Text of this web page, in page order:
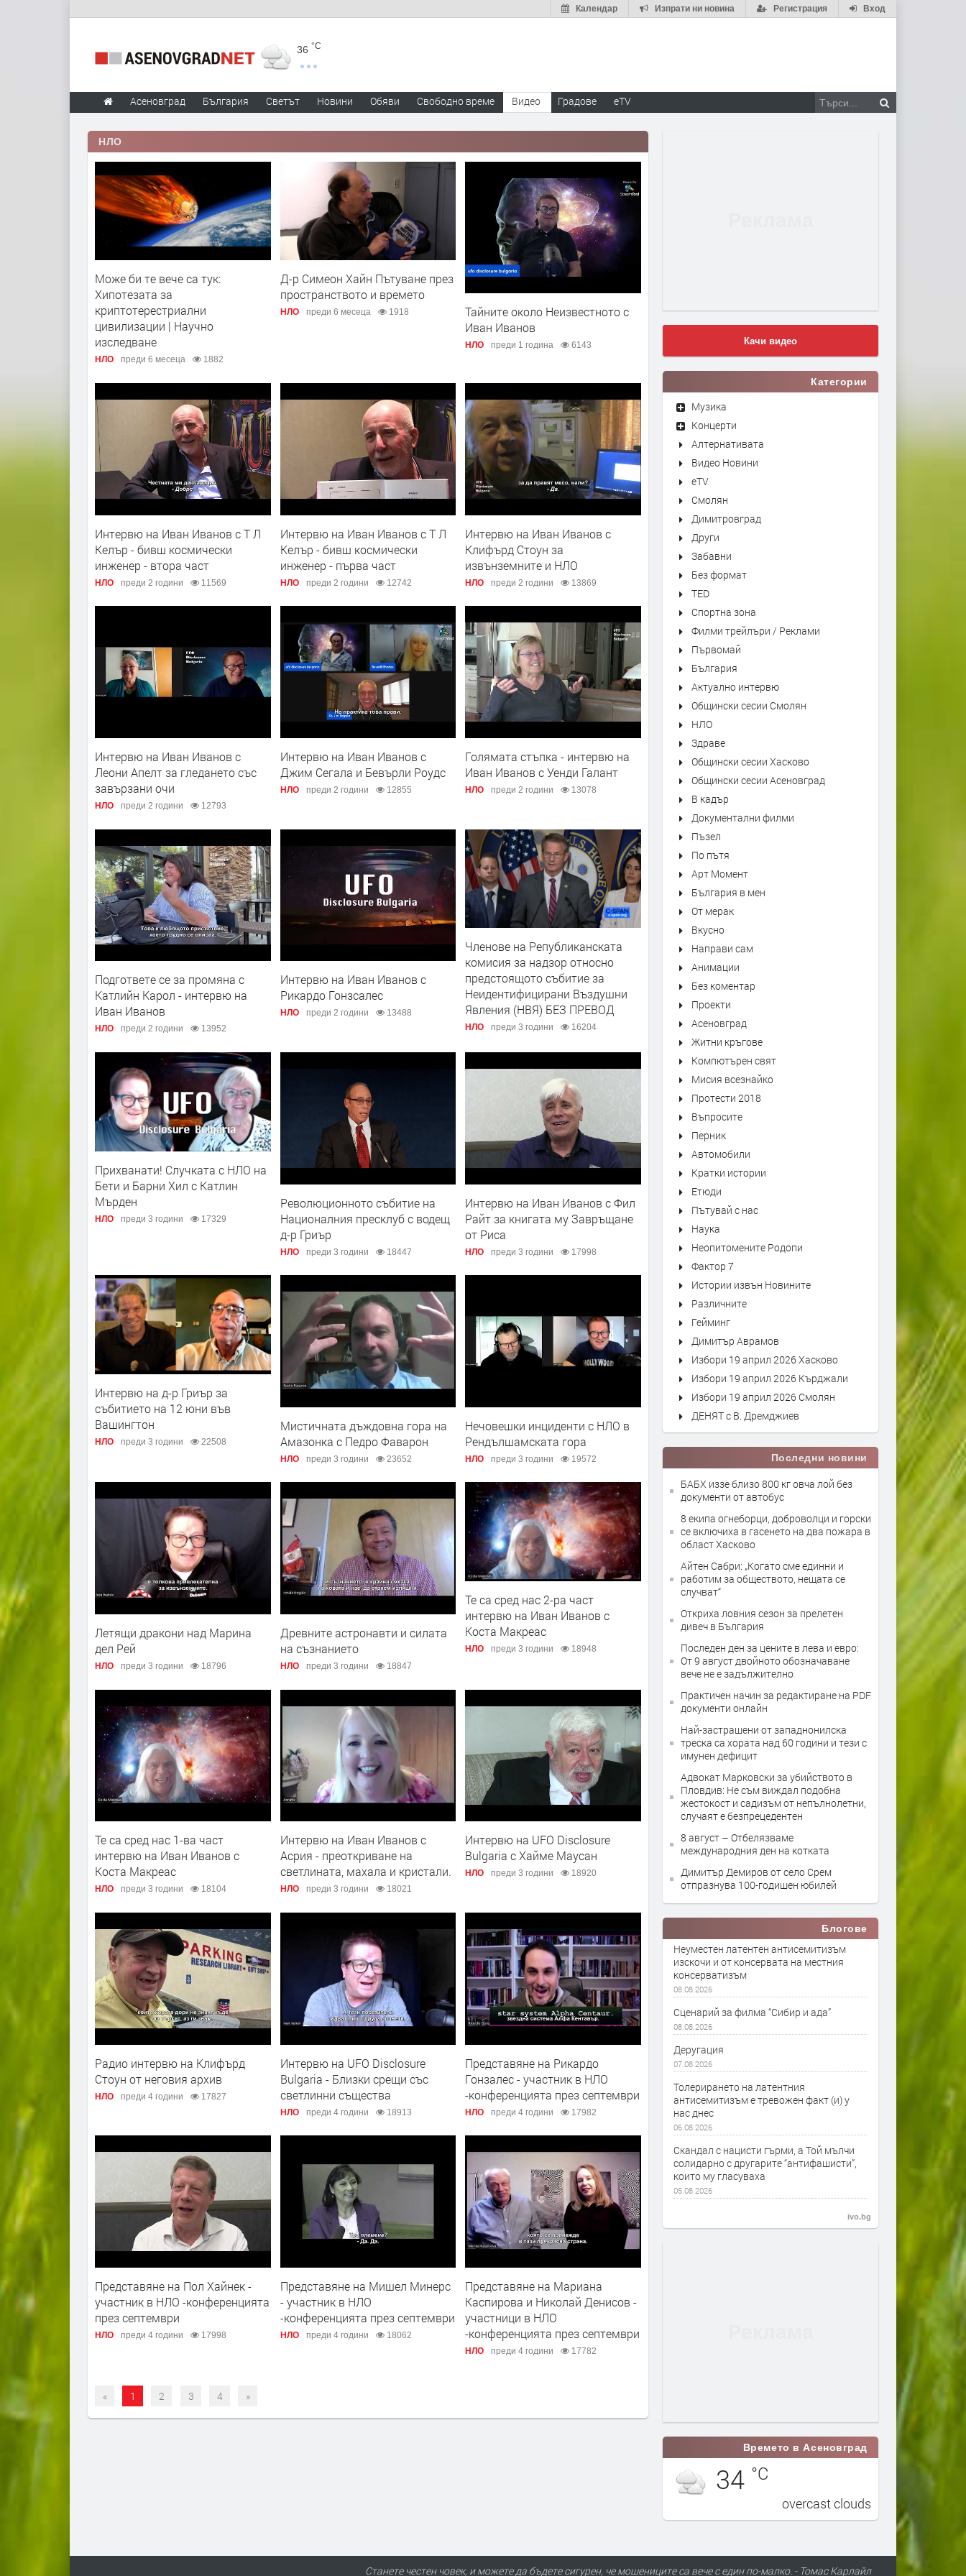
Вход
Регистрация
Изпрати ни новина
Календар
36 °C
Асеновград България Светът Новини Обяви Свободно време Видео Градове eTV
НЛО
Може би те вече са тук:
Хипотезата за
криптотерестриални
цивилизации | Научно
изследване
НЛО преди 6 месеца 1882
Д-р Симеон Хайн Пътуване през
пространството и времето
НЛО преди 6 месеца 1918
Тайните около Неизвестното с
Иван Иванов
НЛО преди 1 година 6143
Интервю на Иван Иванов с Т Л
Келър - бивш космически
инженер - втора част
НЛО преди 2 години 11569
Интервю на Иван Иванов с Т Л
Келър - бивш космически
инженер - първа част
НЛО преди 2 години 12742
Интервю на Иван Иванов с
Клифърд Стоун за
извънземните и НЛО
НЛО преди 2 години 13869
Интервю на Иван Иванов с
Леони Апелт за гледането със
завързани очи
НЛО преди 2 години 12793
Интервю на Иван Иванов с
Джим Сегала и Бевърли Роудс
НЛО преди 2 години 12855
Голямата стъпка - интервю на
Иван Иванов с Уенди Галант
НЛО преди 2 години 13078
Подгответе се за промяна с
Катлийн Карол - интервю на
Иван Иванов
НЛО преди 2 години 13952
Интервю на Иван Иванов с
Рикардо Гонзсалес
НЛО преди 2 години 13488
Членове на Републиканската
комисия за надзор относно
предстоящото събитие за
Неидентифицирани Въздушни
Явления (НВЯ) БЕЗ ПРЕВОД
НЛО преди 3 години 16204
Прихванати! Случката с НЛО на
Бети и Барни Хил с Катлин
Мърден
НЛО преди 3 години 17329
Революционното събитие на
Националния пресклуб с водещ
д-р Гриър
НЛО преди 3 години 18447
Интервю на Иван Иванов с Фил
Райт за книгата му Завръщане
от Риса
НЛО преди 3 години 17998
Интервю на д-р Гриър за
събитието на 12 юни във
Вашингтон
НЛО преди 3 години 22508
Мистичната дъждовна гора на
Амазонка с Педро Фаварон
НЛО преди 3 години 23652
Нечовешки инциденти с НЛО в
Рендълшамската гора
НЛО преди 3 години 19572
Летящи дракони над Марина
дел Рей
НЛО преди 3 години 18796
Древните астронавти и силата
на съзнанието
НЛО преди 3 години 18847
Те са сред нас 2-ра част
интервю на Иван Иванов с
Коста Макреас
НЛО преди 3 години 18948
Те са сред нас 1-ва част
интервю на Иван Иванов с
Коста Макреас
НЛО преди 3 години 18104
Интервю на Иван Иванов с
Асрия - преоткриване на
светлината, махала и кристали.
НЛО преди 3 години 18021
Интервю на UFO Disclosure
Bulgaria с Хайме Маусан
НЛО преди 3 години 18920
Радио интервю на Клифърд
Стоун от неговия архив
НЛО преди 4 години 17827
Интервю на UFO Disclosure
Bulgaria - Близки срещи със
светлинни същества
НЛО преди 4 години 18913
Представяне на Рикардо
Гонзалес - участник в НЛО
-конференцията през септември
НЛО преди 4 години 17982
Представяне на Пол Хайнек -
участник в НЛО -конференцията
през септември
НЛО преди 4 години 17998
Представяне на Мишел Минерс
- участник в НЛО
-конференцията през септември
НЛО преди 4 години 18062
Представяне на Мариана
Каспирова и Николай Денисов -
участници в НЛО
-конференцията през септември
НЛО преди 4 години 17782
« 1 2 3 4 »
Качи видео
Категории
Музика
Концерти
Алтернативата
Видео Новини
eTV
Смолян
Димитровград
Други
Забавни
Без формат
TED
Спортна зона
Филми трейлъри / Реклами
Първомай
България
Актуално интервю
Общински сесии Смолян
НЛО
Здраве
Общински сесии Хасково
Общински сесии Асеновград
В кадър
Документални филми
Пъзел
По пътя
Арт Момент
България в мен
От мерак
Вкусно
Направи сам
Анимации
Без коментар
Проекти
Асеновград
Житни кръгове
Компютърен свят
Мисия всезнайко
Протести 2018
Въпросите
Перник
Автомобили
Кратки истории
Етюди
Пътувай с нас
Наука
Неопитомените Родопи
Фактор 7
Истории извън Новините
Различните
Гейминг
Димитър Аврамов
Избори 19 април 2026 Хасково
Избори 19 април 2026 Кърджали
Избори 19 април 2026 Смолян
ДЕНЯТ с В. Дремджиев
Последни новини
БАБХ иззе близо 800 кг овча лой без
документи от автобус
8 екипа огнеборци, доброволци и горски
се включиха в гасенето на два пожара в
област Хасково
Айтен Сабри: „Когато сме единни и
работим за обществото, нещата се
случват“
Откриха ловния сезон за прелетен
дивеч в България
Последен ден за цените в лева и евро:
От 9 август двойното обозначаване
вече не е задължително
Практичен начин за редактиране на PDF
документи онлайн
Най-застрашени от западнонилска
треска са хората над 60 години и тези с
имунен дефицит
Адвокат Марковски за убийството в
Пловдив: Не съм виждал подобна
жестокост и садизъм от непълнолетни,
случаят е безпрецедентен
8 август – Отбелязваме
международния ден на котката
Димитър Демиров от село Срем
отпразнува 100-годишен юбилей
Блогове
Неуместен латентен антисемитизъм
изскочи и от консервата на местния
консерватизъм
08.08.2026
Сценарий за филма “Сибир и ада”
08.08.2026
Деругация
07.08.2026
Толерирането на латентния
антисемитизъм е тревожен факт (и) у
нас днес
06.08.2026
Скандал с нацисти гърми, а Той мълчи
солидарно с другарите “антифашисти”,
които му гласуваха
05.08.2026
ivo.bg
Времето в Асеновград
34 °C
overcast clouds
Станете честен човек, и можете да бъдете сигурен, че мошениците са вече с един по-малко. - Томас Карлайл